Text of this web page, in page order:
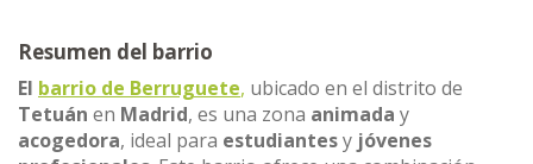
Resumen del barrio
El barrio de Berruguete, ubicado en el distrito de
Tetuán en Madrid, es una zona animada y
acogedora, ideal para estudiantesy jóvenes